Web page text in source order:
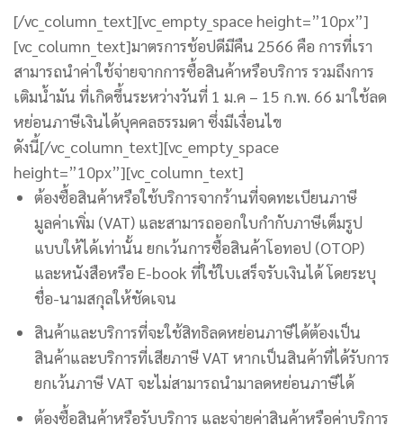
[/vc_column_text][vc_empty_space height=”10px”]
[vc_column_text]มาตรการช้อปดีมีคืน 2566 คือ การที่เรา
สามารถนำค่าใช้จ่ายจากการซื้อสินค้าหรือบริการ รวมถึงการ
เติมน้ำมัน ที่เกิดขึ้นระหว่างวันที่ 1 ม.ค – 15 ก.พ. 66 มาใช้ลด
หย่อนภาษีเงินได้บุคคลธรรมดา ซึ่งมีเงื่อนไข
ดังนี้[/vc_column_text][vc_empty_space
height=”10px”][vc_column_text]
ต้องซื้อสินค้าหรือใช้บริการจากร้านที่จดทะเบียนภาษี
มูลค่าเพิ่ม (VAT) และสามารถออกใบกำกับภาษีเต็มรูป
แบบให้ได้เท่านั้น ยกเว้นการซื้อสินค้าโอทอป (OTOP)
และหนังสือหรือ E-book ที่ใช้ใบเสร็จรับเงินได้ โดยระบุ
ชื่อ-นามสกุลให้ชัดเจน
สินค้าและบริการที่จะใช้สิทธิลดหย่อนภาษีได้ต้องเป็น
สินค้าและบริการที่เสียภาษี VAT หากเป็นสินค้าที่ได้รับการ
ยกเว้นภาษี VAT จะไม่สามารถนำมาลดหย่อนภาษีได้
ต้องซื้อสินค้าหรือรับบริการ และจ่ายค่าสินค้าหรือค่าบริการ